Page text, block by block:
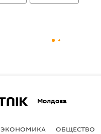
Молдова
ЭКОНОМИКА ОБЩЕСТВО